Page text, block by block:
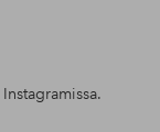
Instagramissa.